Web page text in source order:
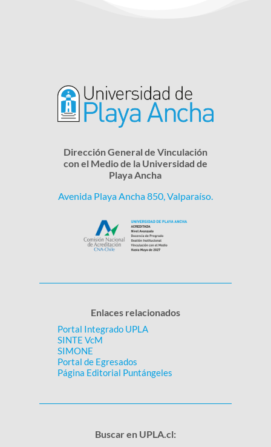
Dirección General de Vinculación
con el Medio de la Universidad de
Playa Ancha
Avenida Playa Ancha 850, Valparaíso.
Enlaces relacionados
Portal Integrado UPLA
SINTE VcM
SIMONE
Portal de Egresados
Página Editorial Puntángeles
Buscar en UPLA.cl: